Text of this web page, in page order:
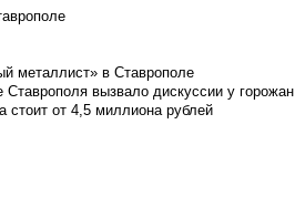
металлист» в Ставрополе
вызвало дискуссии у горожан
стоит от 4,5 миллиона рублей